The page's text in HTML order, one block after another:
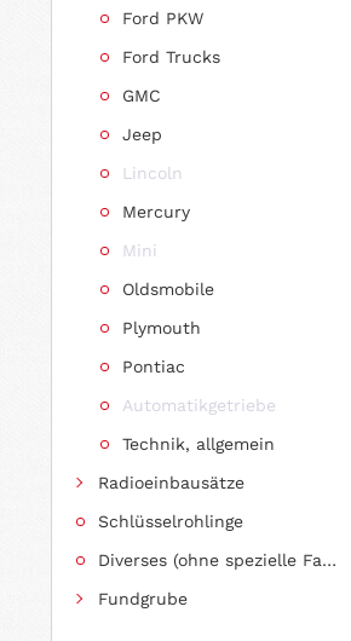
Ford PKW
Ford Trucks
GMC
Jeep
Lincoln
Mercury
Mini
Oldsmobile
Plymouth
Pontiac
Automatikgetriebe
Technik, allgemein
Radioeinbausätze
Schlüsselrohlinge
Diverses (ohne spezielle Fahrzeugzuordnung)
Fundgrube